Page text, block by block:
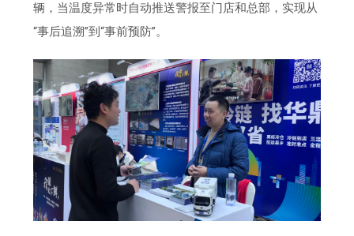
辆，当温度异常时自动推送警报至门店和总部，实现从
“事后追溯”到“事前预防”。